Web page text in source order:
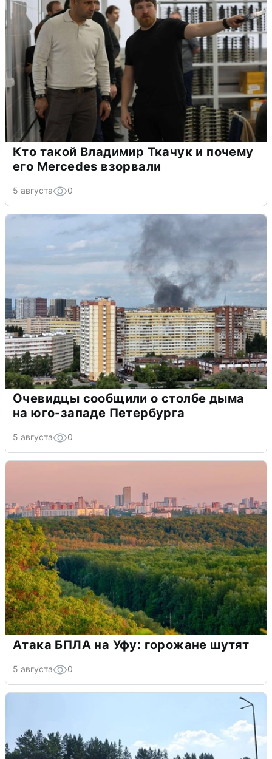
Кто такой Владимир Ткачук и почему
его Mercedes взорвали
5 августа 0
Очевидцы сообщили о столбе дыма
на юго-западе Петербурга
5 августа 0
Атака БПЛА на Уфу: горожане шутят
5 августа 0